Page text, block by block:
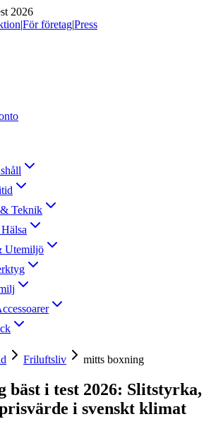
2026
|För företag|Press
Teknik
Utemiljö
Friluftsliv mitts boxning
bäst i test 2026: Slitstyrka,
i svenskt klimat